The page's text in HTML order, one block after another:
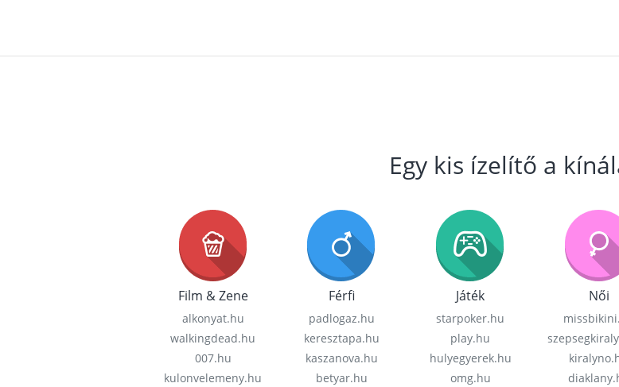
Egy kis ízelítő a
Film & Zene
alkonyat.hu
walkingdead.hu
007.hu
kulonvelemeny.hu
Férfi
padlogaz.hu
keresztapa.hu
kaszanova.hu
betyar.hu
Játék
starpoker.hu
play.hu
hulyegyerek.hu
omg.hu
Női